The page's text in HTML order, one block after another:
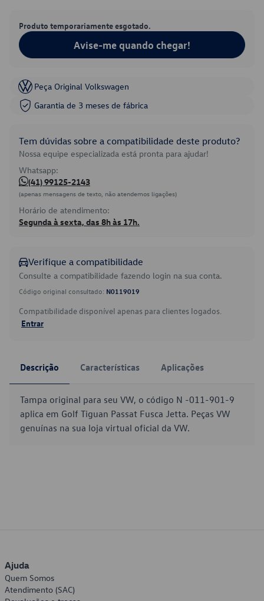
Produto temporariamente esgotado.
Avise-me quando chegar!
Peça Original Volkswagen
Garantia de 3 meses de fábrica
Tem dúvidas sobre a compatibilidade deste produto?
Nossa equipe especializada está pronta para ajudar!
Whatsapp:
(41) 99125-2143
(apenas mensagens de texto, não atendemos ligações)
Horário de atendimento:
Segunda à sexta, das 8h às 17h.
Verifique a compatibilidade
Consulte a compatibilidade fazendo login na sua conta.
Código original consultado: N0119019
Compatibilidade disponível apenas para clientes logados.
Entrar
Descrição Características Aplicações
Tampa original para seu VW, o código N -011-901-9
aplica em Golf Tiguan Passat Fusca Jetta. Peças VW
genuínas na sua loja virtual oficial da VW.
Ajuda
Quem Somos
Atendimento (SAC)